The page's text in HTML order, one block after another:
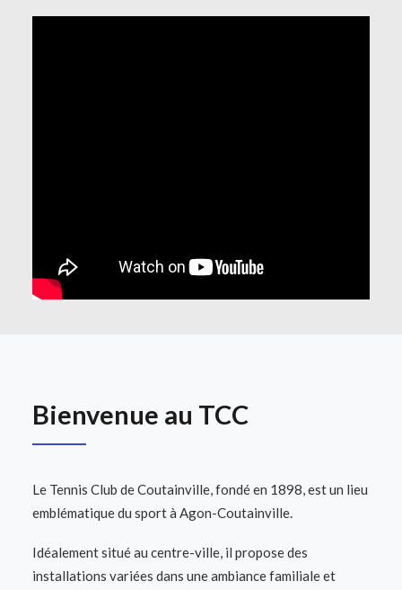
Bienvenue au TCC
Le Tennis Club de Coutainville, fondé en 1898, est un lieu
emblématique du sport à Agon-Coutainville.
Idéalement situé au centre-ville, il propose des
installations variées dans une ambiance familiale et